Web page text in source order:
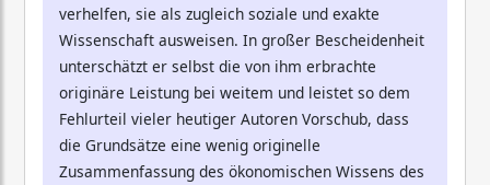
verhelfen, sie als zugleich soziale und exakte
Wissenschaft ausweisen. In großer Bescheidenheit
unterschätzt er selbst die von ihm erbrachte
originäre Leistung bei weitem und leistet so dem
Fehlurteil vieler heutiger Autoren Vorschub, dass
die Grundsätze eine wenig originelle
Zusammenfassung des ökonomischen Wissens des